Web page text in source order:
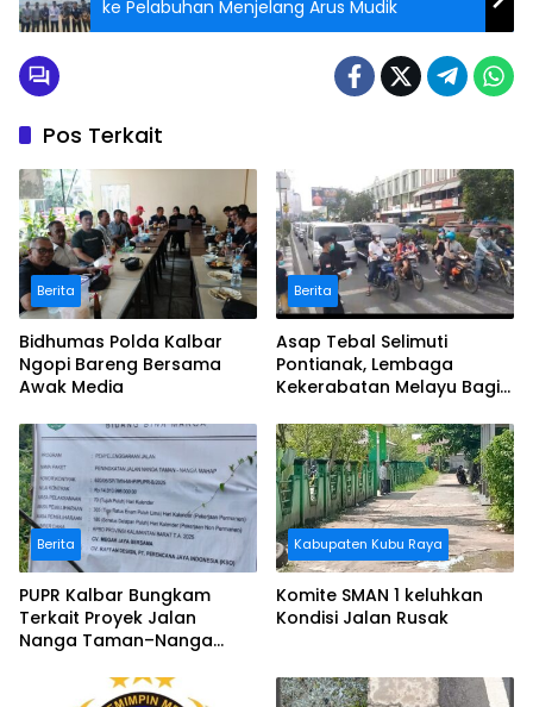
ke Pelabuhan Menjelang Arus Mudik
Pos Terkait
Berita
Bidhumas Polda Kalbar
Ngopi Bareng Bersama
Awak Media
Berita
Asap Tebal Selimuti
Pontianak, Lembaga
Kekerabatan Melayu Bagi
Berita
PUPR Kalbar Bungkam
Terkait Proyek Jalan
Nanga Taman–Nanga
Bermasalah
Kabupaten Kubu Raya
Komite SMAN 1 keluhkan
Kondisi Jalan Rusak